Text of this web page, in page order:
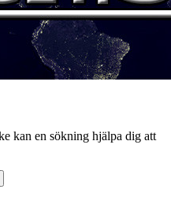
kan en sökning hjälpa dig att